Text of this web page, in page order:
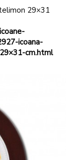
29×31
icoana-
cm.html